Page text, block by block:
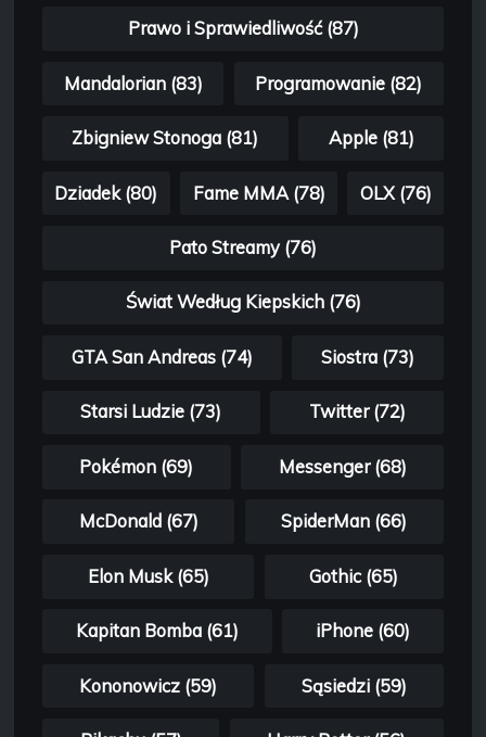
Prawo i Sprawiedliwość (87)
Mandalorian (83) Programowanie (82)
Zbigniew Stonoga (81) Apple (81)
Dziadek (80) Fame MMA (78) OLX (76)
Pato Streamy (76)
Świat Według Kiepskich (76)
GTA San Andreas (74) Siostra (73)
Starsi Ludzie (73) Twitter (72)
Pokémon (69) Messenger (68)
McDonald (67) SpiderMan (66)
Elon Musk (65) Gothic (65)
Kapitan Bomba (61) iPhone (60)
Kononowicz (59) Sąsiedzi (59)